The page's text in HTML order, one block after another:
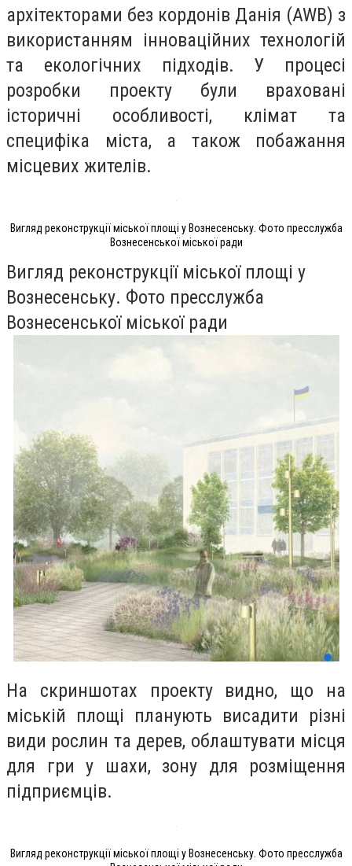
архітекторами без кордонів Данія (AWB) з
використанням інноваційних технологій
та екологічних підходів. У процесі
розробки проекту були враховані
історичні особливості, клімат та
специфіка міста, а також побажання
місцевих жителів.
Вигляд реконструкції міської площі у Вознесенську. Фото пресслужба
Вознесенської міської ради
Вигляд реконструкції міської площі у
Вознесенську. Фото пресслужба
Вознесенської міської ради
На скриншотах проекту видно, що на
міській площі планують висадити різні
види рослин та дерев, облаштувати місця
для гри у шахи, зону для розміщення
підприємців.
Вигляд реконструкції міської площі у Вознесенську. Фото пресслужба